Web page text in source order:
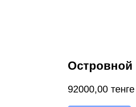
Островной
92000,00 тенге